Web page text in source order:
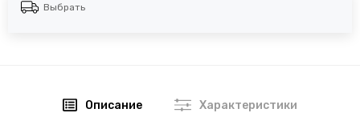
Выбрать
Описание Характеристики